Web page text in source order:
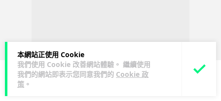
本網站正使用 Cookie
我們使用 Cookie 改善網站體驗。 繼續使用
我們的網站即表示您同意我們的 Cookie 政
策 。
科技娛樂